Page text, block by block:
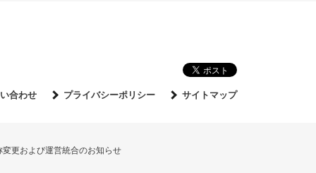
合わせ プライバシーポリシー サイトマップ
更および運営統合のお知らせ